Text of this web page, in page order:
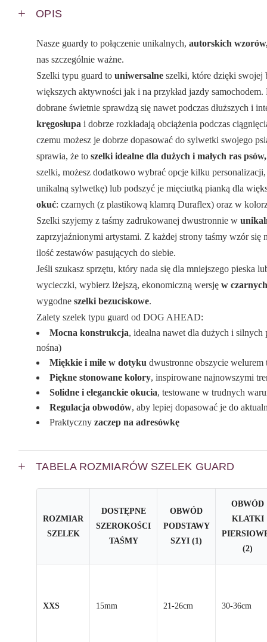
OPIS
Nasze guardy to połączenie unikalnych,autorskich
nas szczególnie ważne.
Szelki typu guard touniwersalneszelki, które dzięki swojej
większych aktywności jak i na przykład jazdy
dobrane świetnie sprawdzą się nawet podczas dłuższych i
kręgosłupa i dobrze rozkładają obciążenia podczas
czemu możesz je dobrze dopasować do sylwetki swojego
sprawia, że toszelki idealne dla dużych i małych ras
szelki, możesz dodatkowo wybrać opcje kilku
unikalną sylwetkę) lub podszyć je mięciutką pianką dla
okuć: czarnych (z plastikową klamrą Duraflex) oraz w
Szelki szyjemy z taśmy zadrukowanej dwustronnie w
zaprzyjaźnionymi artystami. Z każdej strony taśmy wzór
ilość zestawów pasujących do siebie.
Jeśli szukasz sprzętu, który nada się dla mniejszego pieska
wycieczki, wybierz lżejszą, ekonomiczną wersjęw
wygodneszelki bezuciskowe.
Zalety szelek typu guard od DOG AHEAD:
Mocna konstrukcja, idealna nawet dla dużych i
nośna)
Miękkie i miłe w dotyku dwustronne obszycie
Piękne stonowane kolory, inspirowane najnowszymi
Solidne i eleganckie okucia, testowane w trudnych
Regulacja obwodów, aby lepiej dopasować je do
Praktyczny zaczep na adresówkę
TABELA ROZMIARÓW SZELEK GUARD
ROZMIAR
SZELEK
DOSTĘPNE
SZEROKOŚCI
TAŚMY
OBWÓD
PODSTAWY
SZYI (1)
OBWÓD
KLATKI
(2)
XXS 15mm 21-26cm 30-36cm